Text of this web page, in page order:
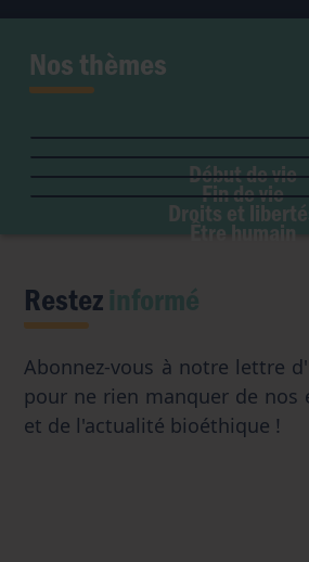
Nos thèmes
Début de vie
Fertilité et
Fin de vie
Euthanasie
Don d'organes
Droits et
Liberté de
Liberté
Accès aux
Être humain
Maladie &
Genre &
Restezinformé
Abonnez-vous à notre lettre
pour ne rien manquer de nos
et de l'actualité bioéthique !